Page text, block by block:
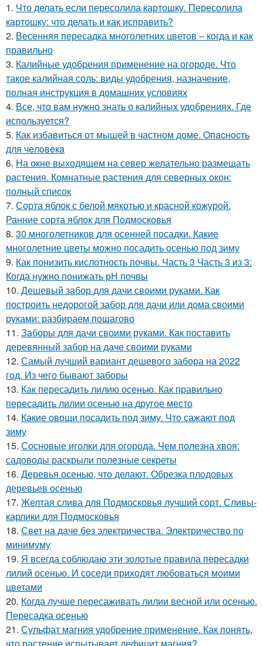
1. Что делать если пересолила картошку. Пересолила
картошку: что делать и как исправить?
2. Весенняя пересадка многолетних цветов – когда и как
правильно
3. Калийные удобрения применение на огороде. Что
такое калийная соль: виды удобрения, назначение,
полная инструкция в домашних условиях
4. Все, что вам нужно знать о калийных удобрениях. Где
используется?
5. Как избавиться от мышей в частном доме. Oпacнocть
для чeлoвeкa
6. На окне выходящем на север желательно размещать
растения. Комнатные растения для северных окон:
полный список
7. Сорта яблок с белой мякотью и красной кожурой.
Ранние сорта яблок для Подмосковья
8. 30 многолетников для осенней посадки. Какие
многолетние цветы можно посадить осенью под зиму
9. Как понизить кислотность почвы. Часть 3 Часть 3 из 3:
Когда нужно понижать рН почвы
10. Дешевый забор для дачи своими руками. Как
построить недорогой забор для дачи или дома своими
руками: разбираем пошагово
11. Заборы для дачи своими руками. Как поставить
деревянный забор на даче своими руками
12. Самый лучший вариант дешевого забора на 2022
год. Из чего бывают заборы
13. Как пересадить лилию осенью. Как правильно
пересадить лилии осенью на другое место
14. Какие овощи посадить под зиму. Что сажают под
зиму
15. Сосновые иголки для огорода. Чем полезна хвоя:
садоводы раскрыли полезные секреты
16. Деревья осенью, что делают. Обрезка плодовых
деревьев осенью
17. Желтая слива для Подмосковья лучший сорт. Сливы-
карлики для Подмосковья
18. Свет на даче без электричества. Электричество по
минимуму
19. Я всегда соблюдаю эти золотые правила пересадки
лилий осенью. И соседи приходят любоваться моими
цветами
20. Когда лучше пересаживать лилии весной или осенью.
Пересадка осенью
21. Сульфат магния удобрение применение. Как понять,